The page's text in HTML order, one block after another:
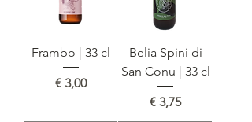
Frambo | 33 cl
Prijs
€ 3,00
Belia Spini di
San Conu | 33 cl
Prijs
€ 3,75